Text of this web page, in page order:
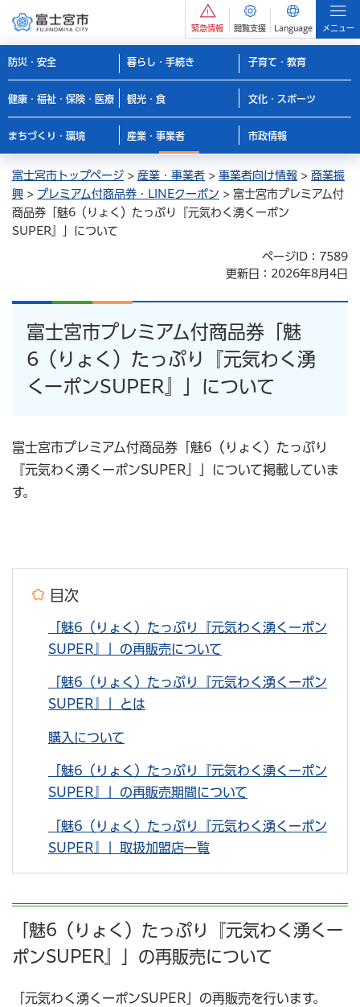
緊急情報 閲覧支援 Language メニュー
防災・安全 暮らし・手続き 子育て・教育
健康・福祉・保険・医療 観光・食 文化・スポーツ
まちづくり・環境 産業・事業者 市政情報
富士宮市トップページ > 産業・事業者 > 事業者向け情報 > 商業振
興 > プレミアム付商品券・LINEクーポン > 富士宮市プレミアム付
商品券「魅6（りょく）たっぷり『元気わく湧くーポン
SUPER』」について
ページID：7589
更新日：2026年8月4日
富士宮市プレミアム付商品券「魅
6（りょく）たっぷり『元気わく湧
くーポンSUPER』」について
富士宮市プレミアム付商品券「魅6（りょく）たっぷり
『元気わく湧くーポンSUPER』」について掲載していま
す。
目次
「魅6（りょく）たっぷり『元気わく湧くーポン
SUPER』」の再販売について
「魅6（りょく）たっぷり『元気わく湧くーポン
SUPER』」とは
購入について
「魅6（りょく）たっぷり『元気わく湧くーポン
SUPER』」の再販売期間について
「魅6（りょく）たっぷり『元気わく湧くーポン
SUPER』」取扱加盟店一覧
「魅6（りょく）たっぷり『元気わく湧くー
ポンSUPER』」の再販売について
「元気わく湧くーポンSUPER」の再販売を行います。